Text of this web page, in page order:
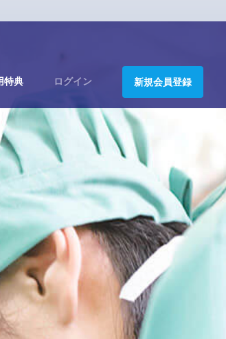
特典 ログイン 新規会員登録